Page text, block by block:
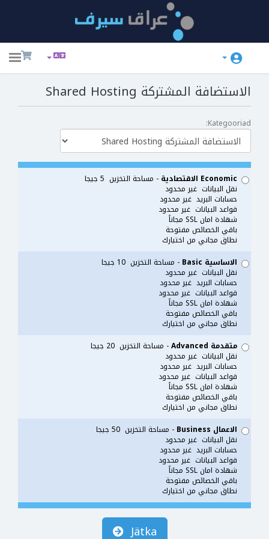
الاستضافة المشتركة Shared Hosting
Kategooriad:
Economic الاقتصادية - مساحة التخزين 5 جيجا
نقل البيانات غير محدود
حسابات البريد غير محدود
قواعد البيانات غير محدود
شهادة امان SSL مجاناً
باقي الخصائص مفتوحة
نطاق مجاني من اختيارك
الاساسية Basic
- مساحة التخزين 10 جيجا
نقل البيانات غير محدود
حسابات البريد غير محدود
قواعد البيانات غير محدود
شهادة امان SSL مجاناً
باقي الخصائص مفتوحة
نطاق مجاني من اختيارك
متقدمة Advanced
- مساحة التخزين 20 جيجا
نقل البيانات غير محدود
حسابات البريد غير محدود
قواعد البيانات غير محدود
شهادة امان SSL مجاناً
باقي الخصائص مفتوحة
نطاق مجاني من اختيارك
الاعمال Business
- مساحة التخزين 50 جيجا
نقل البيانات غير محدود
حسابات البريد غير محدود
قواعد البيانات غير محدود
شهادة امان SSL مجاناً
باقي الخصائص مفتوحة
نطاق مجاني من اختيارك
Jätka